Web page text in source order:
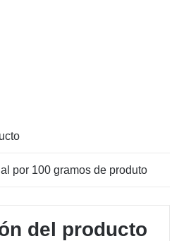
por 100 gramos de produto
del producto